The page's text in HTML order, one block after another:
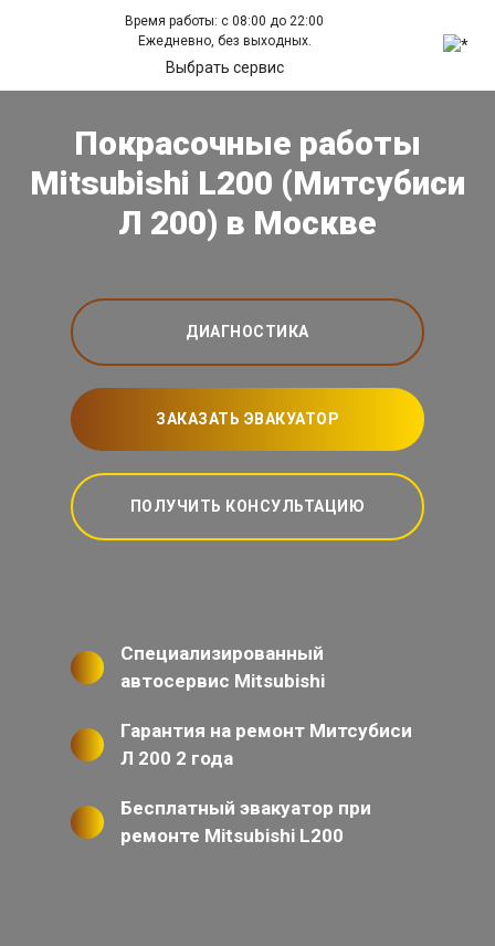
Время работы: с 08:00 до 22:00
Ежедневно, без выходных.
Выбрать сервис
Покрасочные работы
Mitsubishi L200 (Митсубиси
Л 200) в Москве
ДИАГНОСТИКА
ЗАКАЗАТЬ ЭВАКУАТОР
ПОЛУЧИТЬ КОНСУЛЬТАЦИЮ
Специализированный
автосервис Mitsubishi
Гарантия на ремонт Митсубиси
Л 200 2 года
Бесплатный эвакуатор при
ремонте Mitsubishi L200